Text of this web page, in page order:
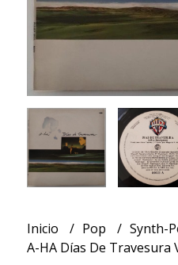
Inicio Pop
Synth-
A-HA Días De Travesura